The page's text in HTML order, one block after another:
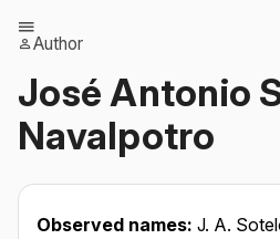
Author
José Antonio
Navalpotro
Observed names: J. A.